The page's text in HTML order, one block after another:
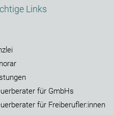
Links
für GmbHs
für Freiberufler:innen